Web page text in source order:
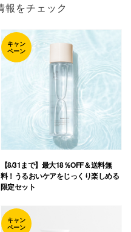
報をチェック
キャン
ペーン
【8/31まで】最大18％OFF＆送料無
料！うるおいケアをじっくり楽しめる
限定セット
キャン
ペーン